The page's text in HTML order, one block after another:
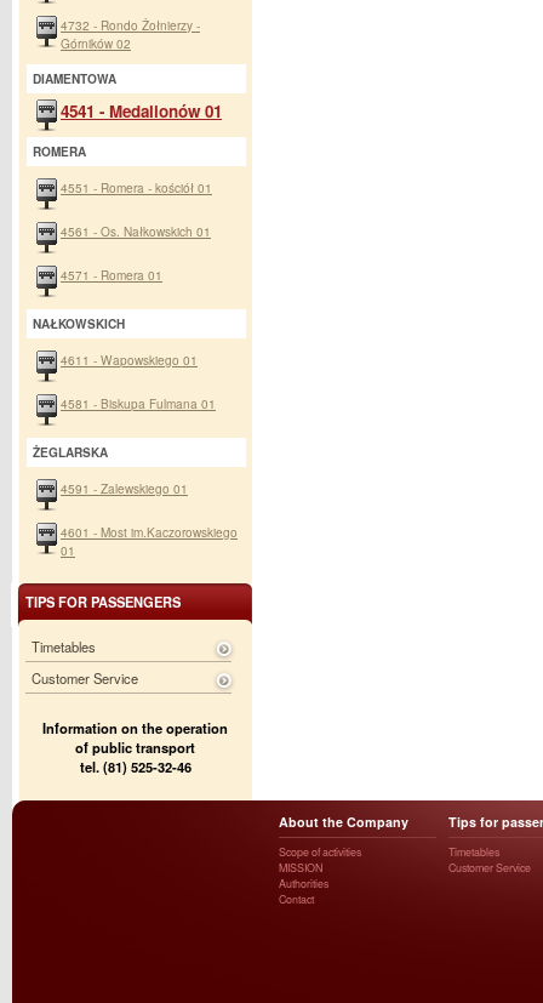
4732 - Rondo Żołnierzy -
Górników 02
DIAMENTOWA
4541 - Medalionów 01
ROMERA
4551 - Romera - kościół 01
4561 - Os. Nałkowskich 01
4571 - Romera 01
NAŁKOWSKICH
4611 - Wapowskiego 01
4581 - Biskupa Fulmana 01
ŻEGLARSKA
4591 - Zalewskiego 01
4601 - Most im.Kaczorowskiego
01
TIPS FOR PASSENGERS
Timetables
Customer Service
Information on the operation
of public transport
tel. (81) 525-32-46
About the Company
Scope of activities
MISSION
Authorities
Contact
Tips for
Timetables
Customer Service